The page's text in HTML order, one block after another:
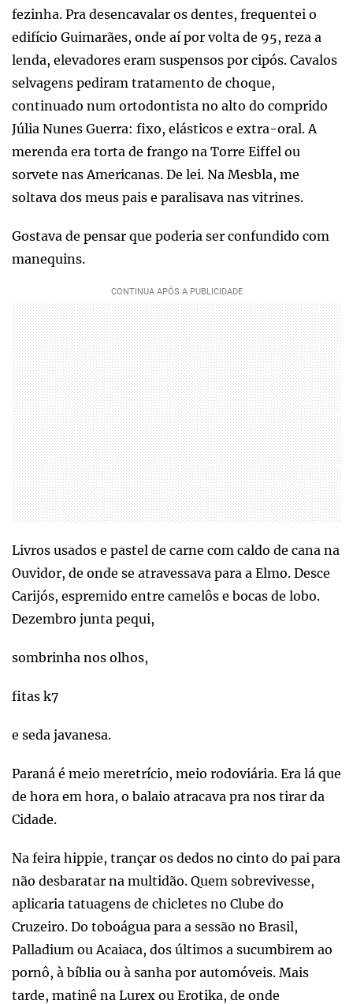
fezinha. Pra desencavalar os dentes, frequentei o
edifício Guimarães, onde aí por volta de 95, reza a
lenda, elevadores eram suspensos por cipós. Cavalos
selvagens pediram tratamento de choque,
continuado num ortodontista no alto do comprido
Júlia Nunes Guerra: fixo, elásticos e extra-oral. A
merenda era torta de frango na Torre Eiffel ou
sorvete nas Americanas. De lei. Na Mesbla, me
soltava dos meus pais e paralisava nas vitrines.
Gostava de pensar que poderia ser confundido com
manequins.
Livros usados e pastel de carne com caldo de cana na
Ouvidor, de onde se atravessava para a Elmo. Desce
Carijós, espremido entre camelôs e bocas de lobo.
Dezembro junta pequi,
sombrinha nos olhos,
fitas k7
e seda javanesa.
Paraná é meio meretrício, meio rodoviária. Era lá que
de hora em hora, o balaio atracava pra nos tirar da
Cidade.
Na feira hippie, trançar os dedos no cinto do pai para
não desbaratar na multidão. Quem sobrevivesse,
aplicaria tatuagens de chicletes no Clube do
Cruzeiro. Do toboágua para a sessão no Brasil,
Palladium ou Acaiaca, dos últimos a sucumbirem ao
pornô, à bíblia ou à sanha por automóveis. Mais
tarde, matinê na Lurex ou Erotika, de onde